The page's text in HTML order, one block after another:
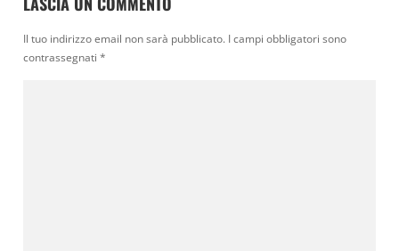
Il tuo indirizzo email non sarà pubblicato. I campi obbligatori sono
contrassegnati *